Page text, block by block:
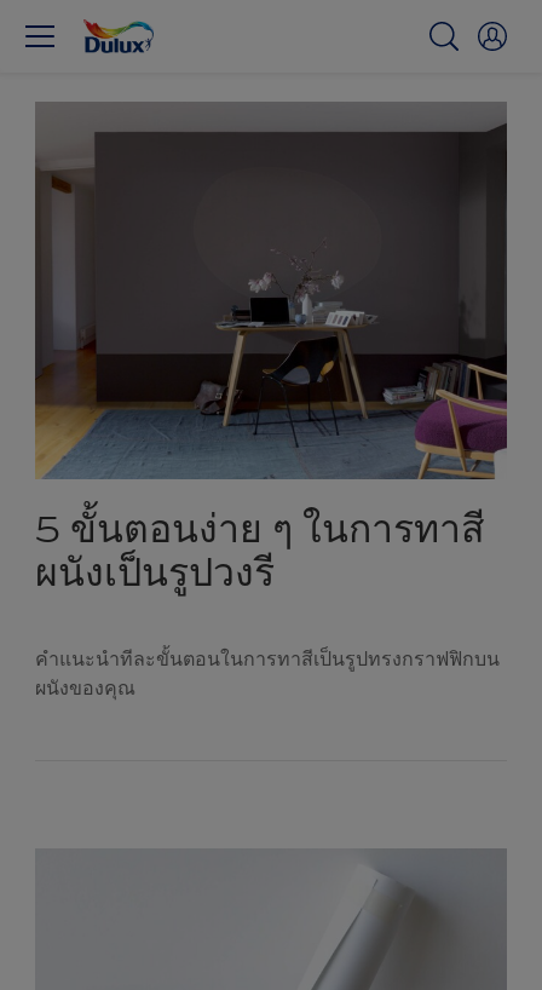
5 ขั้นตอนง่าย ๆ ในการทาสี
ผนังเป็นรูปวงรี
คำแนะนำทีละขั้นตอนในการทาสีเป็นรูปทรงกราฟฟิกบน
ผนังของคุณ